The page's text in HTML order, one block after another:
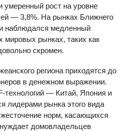
умеренный рост на уровне
— 3,8%. На рынках Ближнего
наблюдался медленный
мировых рынках, таких как
скромен.
региона приходятся до
в денежном выражении.
технологий — Китай, Япония и
лидерами рынка этого вида
норм, касающихся
домовладельцев